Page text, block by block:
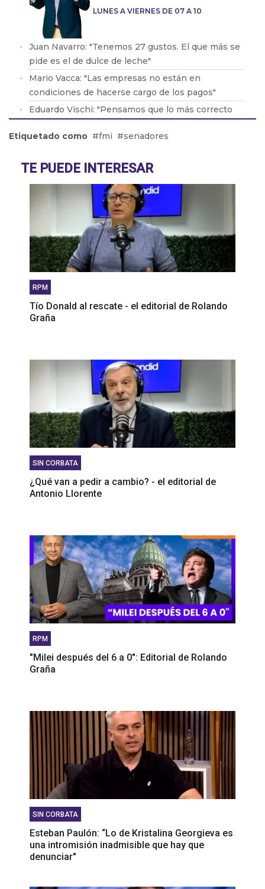
LUNES A VIERNES DE 07 A 10
Juan Navarro: "Tenemos 27 gustos. El que más se
pide es el de dulce de leche"
Mario Vacca: "Las empresas no están en
condiciones de hacerse cargo de los pagos"
Eduardo Vischi: "Pensamos que lo más correcto
Lic. Eduardo Lavorato: "Que los padres consuman
Pablo González: "La situación en Acindar está
tensa"
Etiquetado como fmi senadores
TE PUEDE INTERESAR
RPM
Tío Donald al rescate - el editorial de Rolando
Graña
SIN CORBATA
¿Qué van a pedir a cambio? - el editorial de
Antonio Llorente
RPM
"Milei después del 6 a 0": Editorial de Rolando
Graña
SIN CORBATA
Esteban Paulón: “Lo de Kristalina Georgieva es
una intromisión inadmisible que hay que
denunciar"